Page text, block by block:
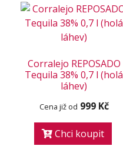
Corralejo REPOSADO
Tequila 38% 0,7 l (holá
láhev)
Cena již od 999 Kč
Chci koupit